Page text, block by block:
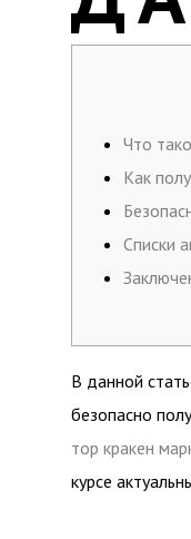
Что
Как
Списки
В данной
безопасно
тор кракен
курсе